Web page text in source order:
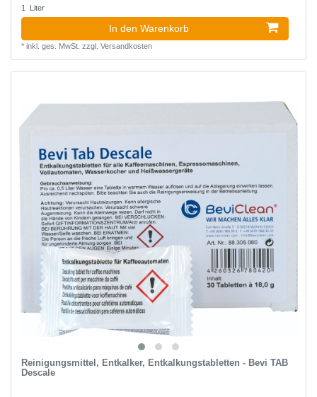
1 Liter
In den Warenkorb
* inkl. ges. MwSt. zzgl. Versandkosten
Reinigungsmittel, Entkalker, Entkalkungstabletten - Bevi TAB
Descale